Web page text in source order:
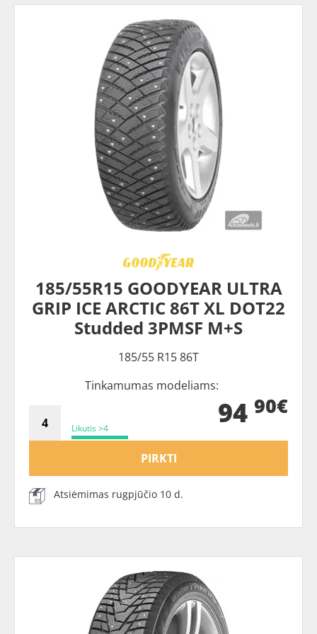
185/55R15 GOODYEAR ULTRA
GRIP ICE ARCTIC 86T XL DOT22
Studded 3PMSF M+S
185/55 R15 86T
Tinkamumas modeliams:
Likutis >4 94 90€
PIRKTI
Atsiėmimas rugpjūčio 10 d.